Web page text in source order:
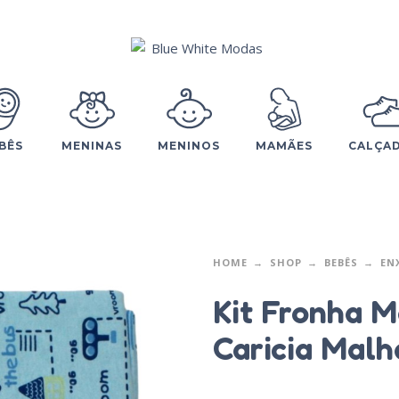
MENINAS MENINOS MAMÃES
HOME SHOP BEBÊS
Kit Fronha
Caricia